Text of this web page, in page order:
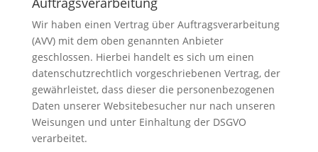
Wir haben einen Vertrag über Auftragsverarbeitung
(AVV) mit dem oben genannten Anbieter
geschlossen. Hierbei handelt es sich um einen
datenschutzrechtlich vorgeschriebenen Vertrag, der
gewährleistet, dass dieser die personenbezogenen
Daten unserer Websitebesucher nur nach unseren
Weisungen und unter Einhaltung der DSGVO
verarbeitet.